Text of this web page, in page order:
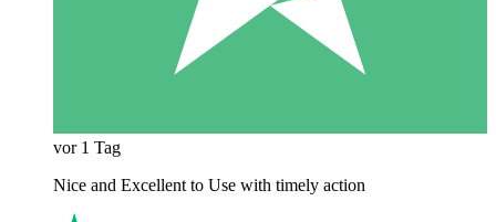
vor 1 Tag
Nice and Excellent to Use with timely action